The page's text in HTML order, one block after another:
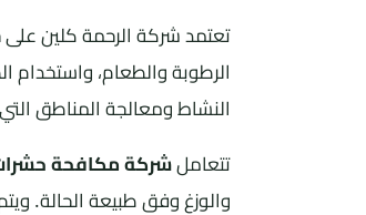
تعتمد شركة الرحمة كلين
الرطوبة والطعام، واستخدام
النشاط ومعالجة المناطق
تتعاملشركة مكافحة
والوزغ وفق طبيعة الحالة.